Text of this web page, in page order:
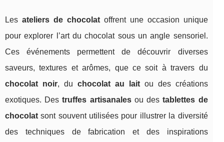
Les ateliers de chocolatoffrent une occasion unique
pour explorer l’art du chocolat sous un angle sensoriel.
Ces événements permettent de découvrir diverses
saveurs, textures et arômes, que ce soit à travers du
chocolat noir, du chocolat au laitou des créations
exotiques. Destruffes artisanalesou destablettes de
chocolat sont souvent utilisées pour illustrer la diversité
des techniques de fabrication et des inspirations